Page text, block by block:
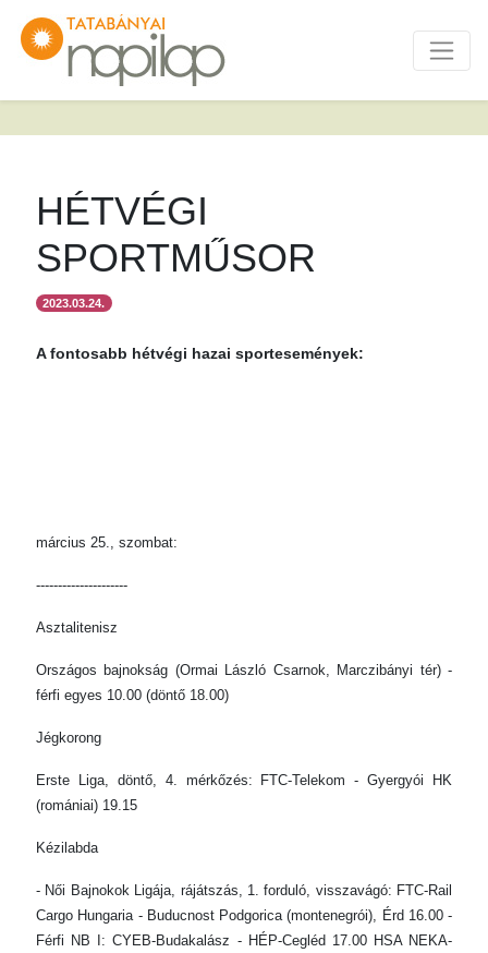
HÉTVÉGI
SPORTMŰSOR
2023.03.24.
A fontosabb hétvégi hazai sportesemények:
március 25., szombat:
---------------------
Asztalitenisz
Országos bajnokság (Ormai László Csarnok, Marczibányi tér) -
férfi egyes 10.00 (döntő 18.00)
Jégkorong
Erste Liga, döntő, 4. mérkőzés: FTC-Telekom - Gyergyói HK
(romániai) 19.15
Kézilabda
- Női Bajnokok Ligája, rájátszás, 1. forduló, visszavágó: FTC-Rail
Cargo Hungaria - Buducnost Podgorica (montenegrói), Érd 16.00 -
Férfi NB I: CYEB-Budakalász - HÉP-Cegléd 17.00 HSA NEKA-